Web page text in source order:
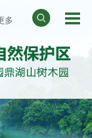
多
报
园